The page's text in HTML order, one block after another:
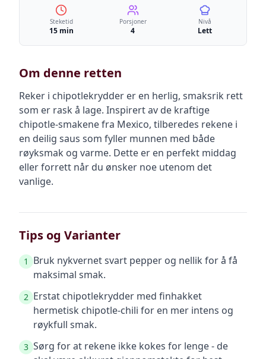
Steketid
15 min
Porsjoner
4
Nivå
Lett
Om denne retten
Reker i chipotlekrydder er en herlig, smaksrik rett
som er rask å lage. Inspirert av de kraftige
chipotle-smakene fra Mexico, tilberedes rekene i
en deilig saus som fyller munnen med både
røyksmak og varme. Dette er en perfekt middag
eller forrett når du ønsker noe utenom det
vanlige.
Tips og Varianter
1
Bruk nykvernet svart pepper og nellik for å få
maksimal smak.
2 Erstat chipotlekrydder med finhakket
hermetisk chipotle-chili for en mer intens og
røykfull smak.
3 Sørg for at rekene ikke kokes for lenge - de